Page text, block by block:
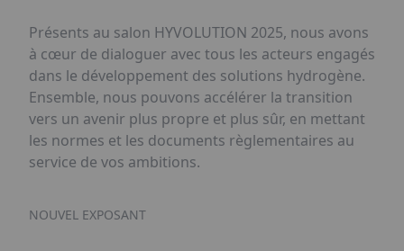
Présents au salon HYVOLUTION 2025, nous avons
à cœur de dialoguer avec tous les acteurs engagés
dans le développement des solutions hydrogène.
Ensemble, nous pouvons accélérer la transition
vers un avenir plus propre et plus sûr, en mettant
les normes et les documents règlementaires au
service de vos ambitions.
NOUVEL EXPOSANT